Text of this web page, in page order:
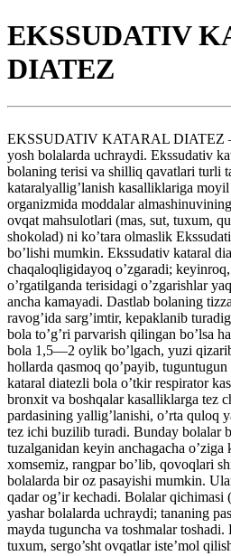
EKSSUDATIV
DIATEZ
EKSSUDATIV KATARAL DIATEZ
yosh bolalarda uchraydi. Ekssudativ
bolaning terisi va shilliq qavatlari turli
kataralyallig’lanish kasalliklariga
organizmida moddalar
ovqat mahsulotlari (mas, sut, tuxum,
shokolad) ni ko’tara olmaslik
bo’lishi mumkin. Ekssudativ kataral
chaqaloqligidayoq o’zgaradi;
o’rgatilganda terisidagi o’zgarishlar
ancha kamayadi. Dastlab bolaning
ravog’ida sarg’imtir, kepaklanib
bola to’g’ri parvarish qilingan bo’lsa
bola 1,5—2 oylik bo’lgach, yuzi
hollarda qasmoq qo’payib,
kataral diatezli bola o’tkir respirator
bronxit va boshqalar kasalliklarga tez
pardasining yallig’lanishi, o’rta quloq
tez ichi buzilib turadi. Bunday bolalar
tuzalganidan keyin anchagacha
xomsemiz, rangpar bo’lib, qovoqlari
bolalarda bir oz pasayishi mumkin.
qadar og’ir kechadi. Bolalar qichimasi
yashar bolalarda uchraydi; tananing
mayda tuguncha va toshmalar
tuxum, sergo’sht ovqatlar iste’mol